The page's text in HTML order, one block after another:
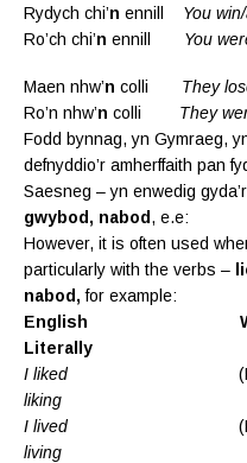
Rydych chi’n ennill You
Ro’ch chi’n ennill You
Maen nhw’n colli They
Ro’n nhw’n colli They
Fodd bynnag, yn Gymraeg,
defnyddio’r amherffaith pan
Saesneg – yn enwedig
gwybod, nabod, e.e:
However, it is often used
particularly with the verbs –
nabod, for example:
English
Literally
I liked (R)o’n
liking
I lived (R)o’n
living